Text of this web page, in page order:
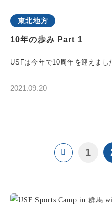
東北地方
10年の歩み Part 1
USFは今年で10周年を迎えまし
2021.09.20
1